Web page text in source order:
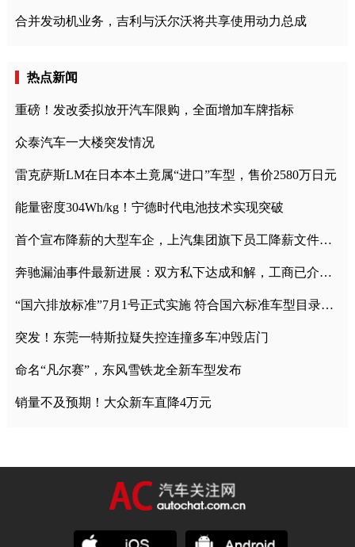
合并发动机业务，吉利与沃尔沃将共享使用动力总成
热点新闻
重磅！发改委拟放开汽车限购，全面增加车牌指标
众泰汽车一大楼突发情况
雷克萨斯LM在日本本土竟属“进口”车型，售价2580万日元
能量密度304Wh/kg！宁德时代电池技术实现突破
首个宣布降薪的大型车企，上汽集团旗下员工降薪文件曝光
奔驰漏油事件最新进展：双方私下达成和解，工商已介入调查
“国六排放标准”7月1号正式实施 符合国六标准车型目录一览
突发！东莞一特斯拉疑失控连撞多车冲毁店门
命名“凡尔赛”，东风雪铁龙全新车型发布
销量不及预期！大众新车直降4万元